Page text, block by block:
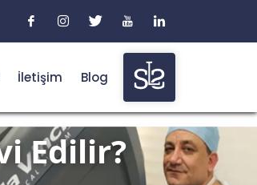
İletişim Blog
Edilir?